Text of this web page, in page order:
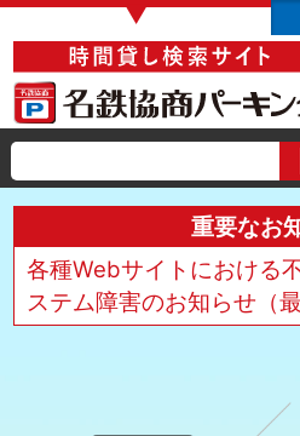
▼
重要なお
各種Webサイトにおける
ステム障害のお知らせ（